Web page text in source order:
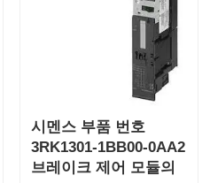
시멘스 부품 번호
3RK1301-1BB00-0AA2
브레이크 제어 모듈의